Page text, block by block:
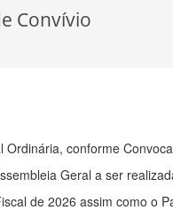
Convívio
conforme
Geral a ser
de 2026 assim como o